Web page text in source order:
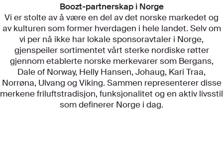
Boozt-partnerskap i Norge
Vi er stolte av å være en del av det norske markedet og
av kulturen som former hverdagen i hele landet. Selv om
vi per nå ikke har lokale sponsoravtaler i Norge,
gjenspeiler sortimentet vårt sterke nordiske røtter
gjennom etablerte norske merkevarer som Bergans,
Dale of Norway, Helly Hansen, Johaug, Kari Traa,
Norrøna, Ulvang og Viking. Sammen representerer disse
merkene friluftstradisjon, funksjonalitet og en aktiv livsstil
som definerer Norge i dag.